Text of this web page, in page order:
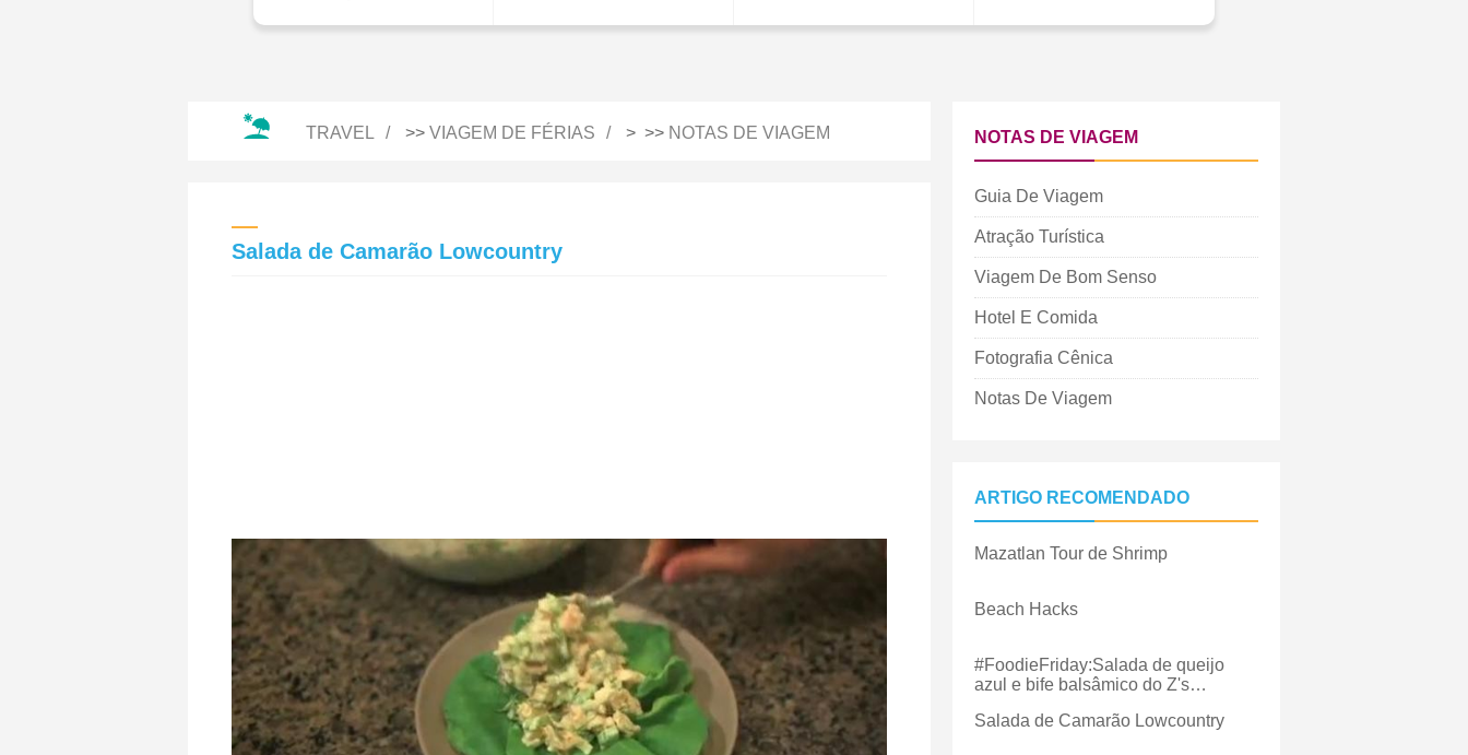
TRAVEL >> VIAGEM DE FÉRIAS > >> NOTAS DE VIAGEM
Salada de Camarão Lowcountry
NOTAS DE VIAGEM
Guia De Viagem
Atração Turística
Viagem De Bom Senso
Hotel E Comida
Fotografia Cênica
Notas De Viagem
ARTIGO RECOMENDADO
Mazatlan Tour de Shrimp
Beach Hacks
#FoodieFriday:Salada de queijo
azul e bife balsâmico do Z's
Salada de Camarão Lowcountry